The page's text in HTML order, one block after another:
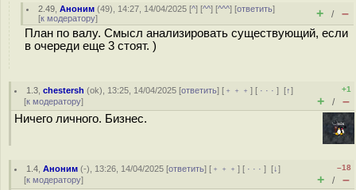
2.49 ,Аноним (49), 14:27, 14/04/2025 [^] [^^] [^^^] [ответить]
[к модератору] + / –
План по валу. Смысл анализировать существующий, если
в очереди еще 3 стоят. )
1.3 ,chestersh (ok), 13:25, 14/04/2025 [ответить] [ ﹢﹢﹢] [ · · ·][↑]
[к модератору]
+1
+ / –
Ничего личного. Бизнес.
1.4 ,Аноним (-), 13:26, 14/04/2025 [ответить] [ ﹢﹢﹢] [ · · ·][↓]
[к модератору]
–18
+ / –